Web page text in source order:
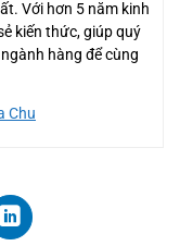
Với hơn 5 năm kinh
kiến thức, giúp quý
hàng để cùng
Chu